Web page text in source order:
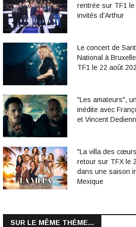
rentrée sur TF1
invités d'Arthur
Le concert de
National à
TF1 le 22 août
"Les amateurs",
inédite avec
et Vincent
"La villa des
retour sur TFX le
dans une saison
Mexique
SUR LE MÊME THÈME...